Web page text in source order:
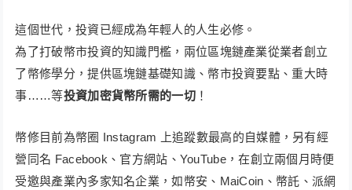
這個世代，投資已經成為年輕人的人生必修。
為了打破幣市投資的知識門檻，兩位區塊鏈產業從業者創立
了幣修學分，提供區塊鏈基礎知識、幣市投資要點、重大時
事……等投資加密貨幣所需的一切 ！​
幣修目前為幣圈 Instagram 上追蹤數最高的自媒體，另有經
營同名 Facebook、官方網站、YouTube，在創立兩個月時便
受邀與產業內多家知名企業，如幣安、MaiCoin、幣託、派網